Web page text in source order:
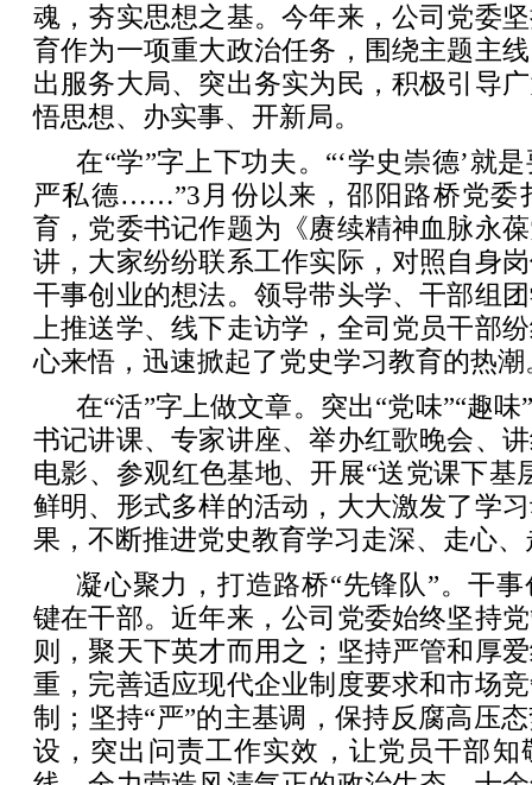
魂，夯实思想之基。今年来，公司党委
育作为一项重大政治任务，围绕主题主
出服务大局、突出务实为民，积极引导
悟思想、办实事、开新局。
在“学”字上下功夫。“‘学史崇德’就
严私德……”3月份以来，邵阳路桥党委
育，党委书记作题为《赓续精神血脉永
讲，大家纷纷联系工作实际，对照自身
干事创业的想法。领导带头学、干部组
上推送学、线下走访学，全司党员干部
心来悟，迅速掀起了党史学习教育的热潮
在“活”字上做文章。突出“党味”“趣
书记讲课、专家讲座、举办红歌晚会、
电影、参观红色基地、开展“送党课下基
鲜明、形式多样的活动，大大激发了学
果，不断推进党史教育学习走深、走心、
凝心聚力，打造路桥“先锋队”。干
键在干部。近年来，公司党委始终坚持
则，聚天下英才而用之；坚持严管和厚
重，完善适应现代企业制度要求和市场
制；坚持“严”的主基调，保持反腐高压
设，突出问责工作实效，让党员干部知